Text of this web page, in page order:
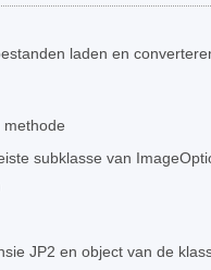
laden en
methode
subklasse van
JP2 en object van de